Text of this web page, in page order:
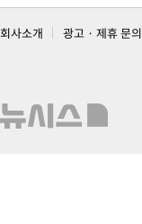
회사소개 광고 · 제휴 문의